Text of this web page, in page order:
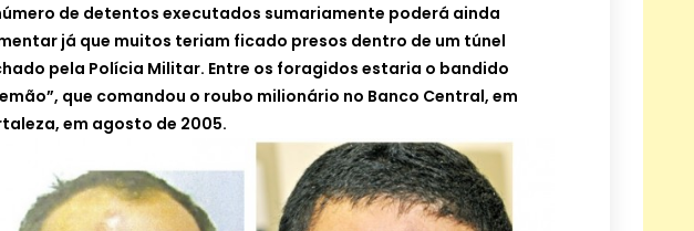
de detentos executados sumariamente poderá ainda
já que muitos teriam ficado presos dentro de um túnel
pela Polícia Militar. Entre os foragidos estaria o bandido
que comandou o roubo milionário no Banco Central, em
em agosto de 2005.